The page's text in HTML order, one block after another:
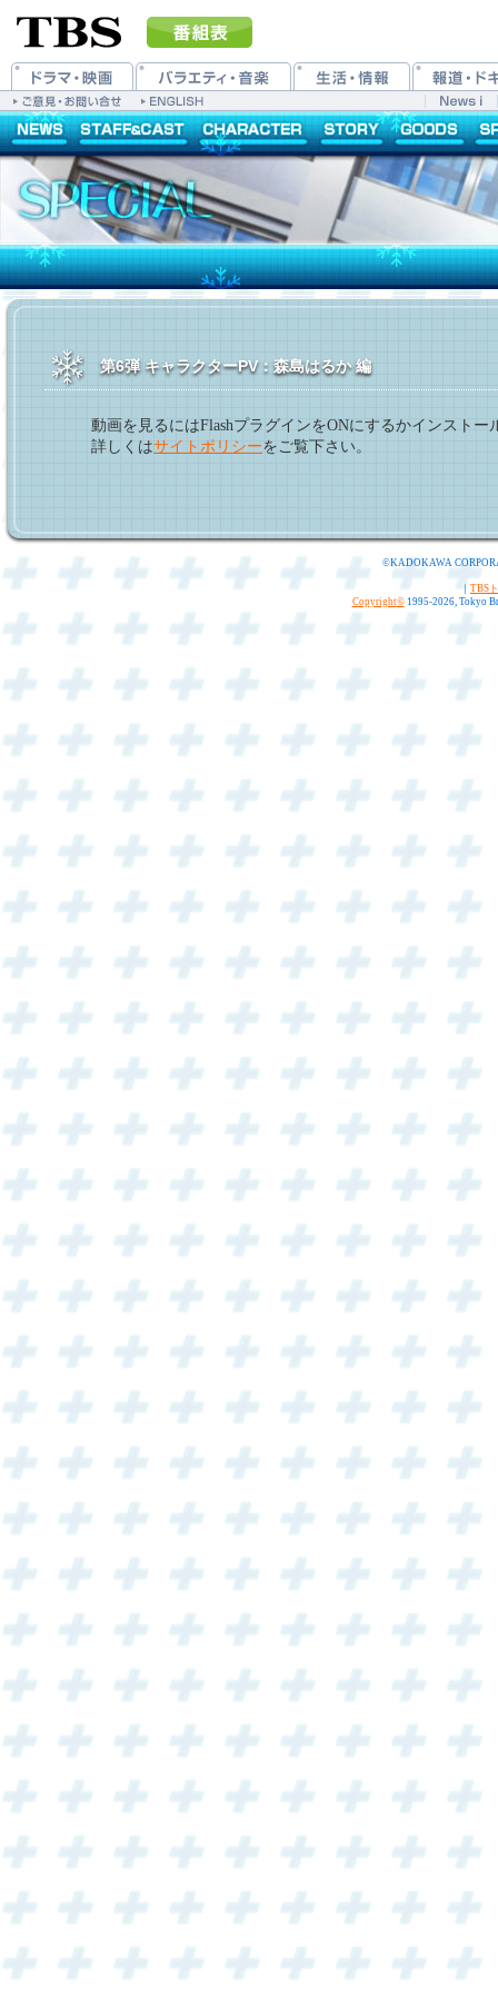
第6弾 キャラクターPV：森島はるか 編
動画を見るにはFlashプラグインをONにするかインストー
詳しくはサイトポリシーをご覧下さい。
©KADOKAWA
｜ TBS
Copyright© 1995-2026, Tokyo